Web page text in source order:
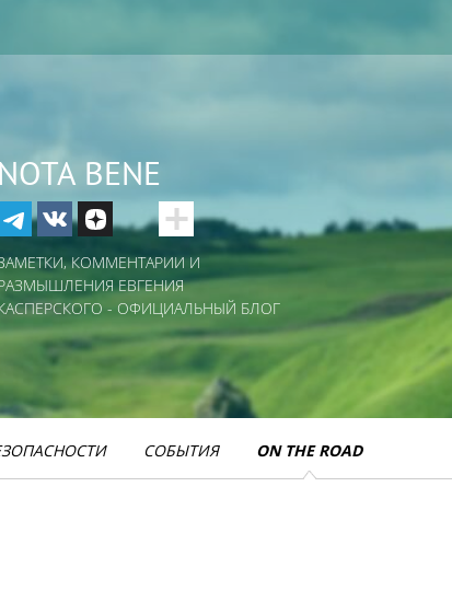
NOTA BENE
КОММЕНТАРИИ И
ЕВГЕНИЯ
- ОФИЦИАЛЬНЫЙ БЛОГ
СОБЫТИЯ ON THE ROAD